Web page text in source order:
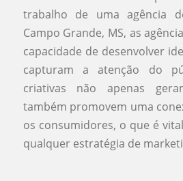
trabalho de uma agência
Campo Grande, MS, as
capacidade de desenvolver
capturam a atenção do
criativas não apenas
também promovem uma
os consumidores, o que é
qualquer estratégia de